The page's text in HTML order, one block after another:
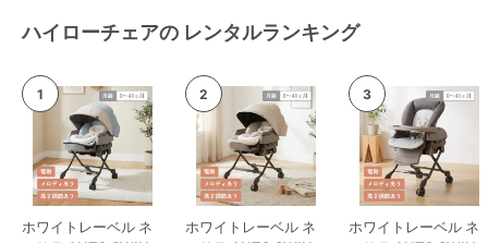
ハイローチェアの レンタルランキング
ホワイトレーベル ネ
ホワイトレーベル ネ
ホワイトレーベル ネ